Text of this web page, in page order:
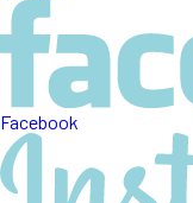
Facebook